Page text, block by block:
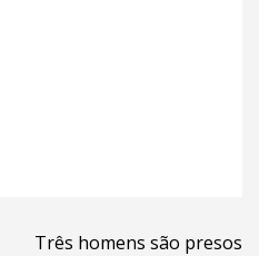
Três homens são presos